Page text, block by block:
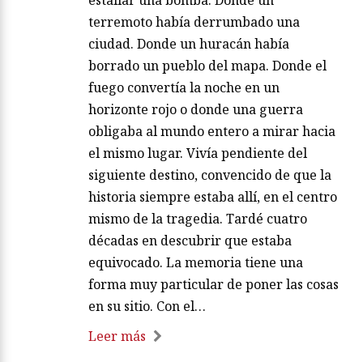
terremoto había derrumbado una
ciudad. Donde un huracán había
borrado un pueblo del mapa. Donde el
fuego convertía la noche en un
horizonte rojo o donde una guerra
obligaba al mundo entero a mirar hacia
el mismo lugar. Vivía pendiente del
siguiente destino, convencido de que la
historia siempre estaba allí, en el centro
mismo de la tragedia. Tardé cuatro
décadas en descubrir que estaba
equivocado. La memoria tiene una
forma muy particular de poner las cosas
en su sitio. Con el…
Leer más